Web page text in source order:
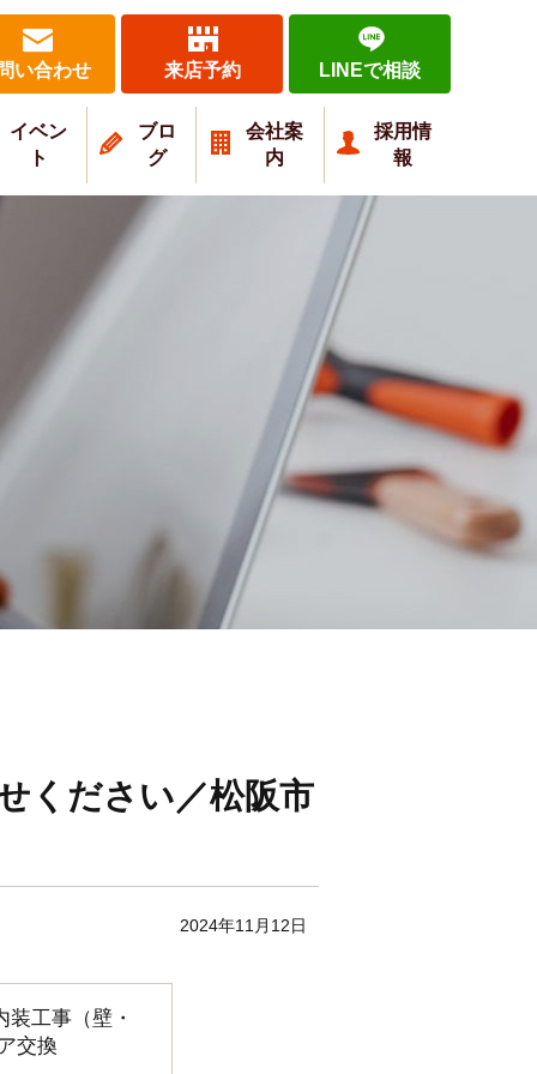
い合わせ 来店予約 LINEで相談
イベン
ト
ブロ
グ
会社案
内
採用情
報
ください／松阪市
2024年11月12日
工事（壁・
交換